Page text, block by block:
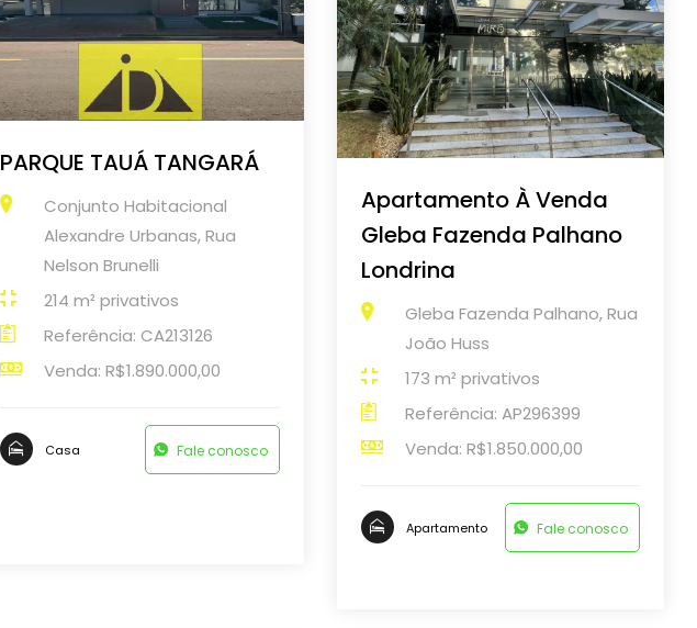
PARQUE TAUÁ TANGARÁ
Conjunto Habitacional
Alexandre Urbanas, Rua
Nelson Brunelli
214 m² privativos
Referência: CA213126
Venda: R$1.890.000,00
Casa Fale conosco
Apartamento À Venda
Gleba Fazenda Palhano
Londrina
Gleba Fazenda Palhano, Rua
João Huss
173 m² privativos
Referência: AP296399
Venda: R$1.850.000,00
Apartamento Fale conosco